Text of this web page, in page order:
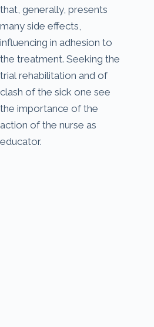
that, generally, presents
many side effects,
influencing in adhesion to
the treatment. Seeking the
trial rehabilitation and of
clash of the sick one see
the importance of the
action of the nurse as
educator.